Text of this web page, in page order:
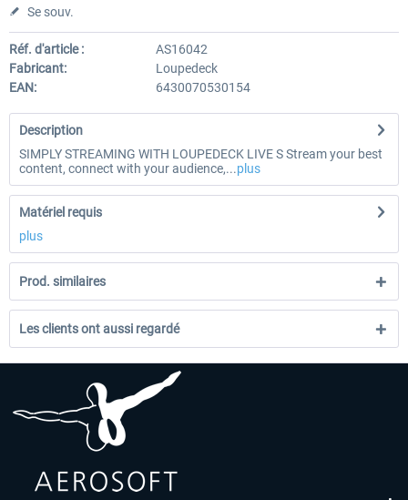
Se souv.
Réf. d'article :
AS16042
Fabricant:
Loupedeck
EAN:
6430070530154
Description
SIMPLY STREAMING WITH LOUPEDECK LIVE S Stream your best
content, connect with your audience,...plus
Matériel requis
plus
Prod. similaires
Les clients ont aussi regardé